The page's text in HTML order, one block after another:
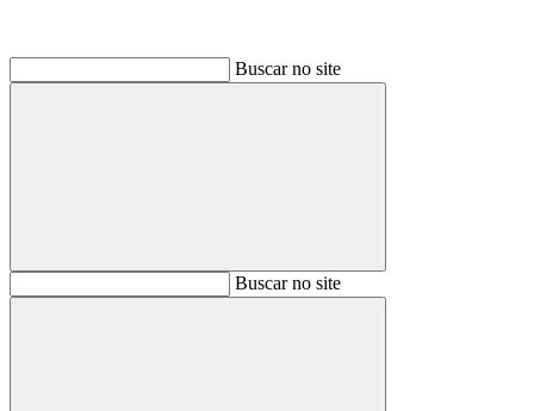
Buscar no site
BuscarBuscar no site